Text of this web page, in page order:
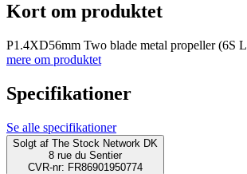
Kort om produktet
P1.4XD56mm Two blade metal propeller (6S
mere om produktet
Specifikationer
Se alle specifikationer
Solgt af The Stock Network DK
8 rue du Sentier
CVR-nr: FR86901950774